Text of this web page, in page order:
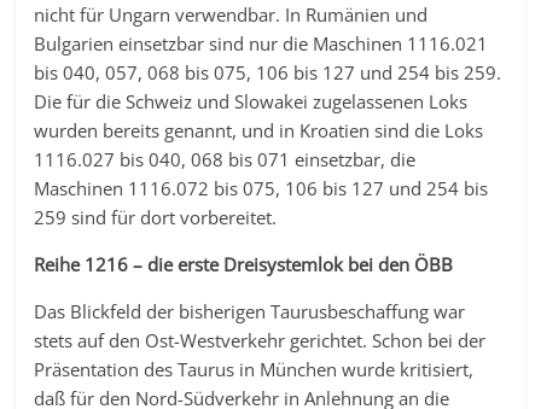
nicht für Ungarn verwendbar. In Rumänien und
Bulgarien einsetzbar sind nur die Maschinen 1116.021
bis 040, 057, 068 bis 075, 106 bis 127 und 254 bis 259.
Die für die Schweiz und Slowakei zugelassenen Loks
wurden bereits genannt, und in Kroatien sind die Loks
1116.027 bis 040, 068 bis 071 einsetzbar, die
Maschinen 1116.072 bis 075, 106 bis 127 und 254 bis
259 sind für dort vorbereitet.
Reihe 1216 – die erste Dreisystemlok bei den ÖBB
Das Blickfeld der bisherigen Taurusbeschaffung war
stets auf den Ost-Westverkehr gerichtet. Schon bei der
Präsentation des Taurus in München wurde kritisiert,
daß für den Nord-Südverkehr in Anlehnung an die